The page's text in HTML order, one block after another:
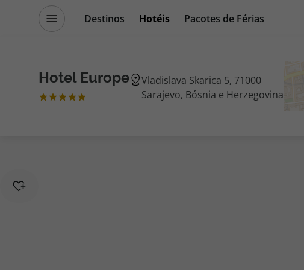
Destinos Hotéis
Pacotes de Férias
Hotel Europe
Vladislava Skarica 5, 71000
Sarajevo, Bósnia e Herzegovina